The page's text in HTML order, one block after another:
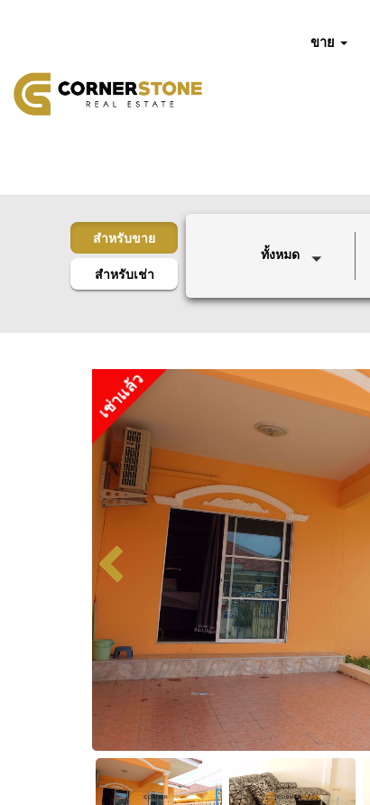
ขาย
สำหรับขาย
สำหรับเช่า
ทั้งหมด
เช่าแล้ว